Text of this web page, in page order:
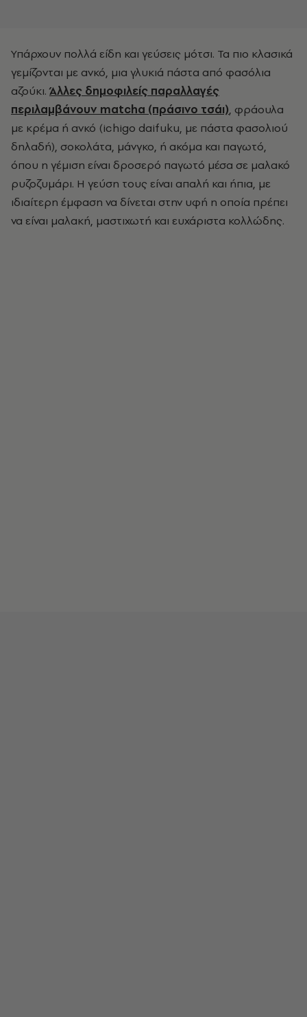
Υπάρχουν πολλά είδη και γεύσεις μότσι. Τα πιο κλασικά
γεμίζονται με ανκό, μια γλυκιά πάστα από φασόλια
αζούκι. Άλλες δημοφιλείς παραλλαγές
περιλαμβάνουν matcha (πράσινο τσάι), φράουλα
με κρέμα ή ανκό (ichigo daifuku, με πάστα φασολιού
δηλαδή), σοκολάτα, μάνγκο, ή ακόμα και παγωτό,
όπου η γέμιση είναι δροσερό παγωτό μέσα σε μαλακό
ρυζοζυμάρι. Η γεύση τους είναι απαλή και ήπια, με
ιδιαίτερη έμφαση να δίνεται στην υφή η οποία πρέπει
να είναι μαλακή, μαστιχωτή και ευχάριστα κολλώδης.